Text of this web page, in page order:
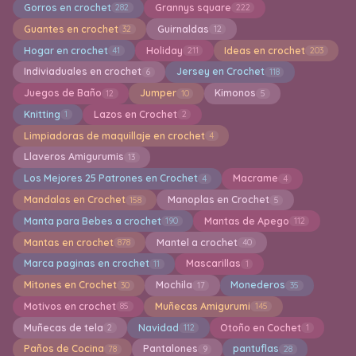
Gorros en crochet 282 Grannys square 222
Guantes en crochet 32 Guirnaldas 12
Hogar en crochet 41 Holiday 211 Ideas en crochet 203
Indiviaduales en crochet 6 Jersey en Crochet 118
Juegos de Baño 12 Jumper 10 Kimonos 5
Knitting 1 Lazos en Crochet 2
Limpiadoras de maquillaje en crochet 4
Llaveros Amigurumis 13
Los Mejores 25 Patrones en Crochet 4 Macrame 4
Mandalas en Crochet 158 Manoplas en Crochet 5
Manta para Bebes a crochet 190 Mantas de Apego 112
Mantas en crochet 878 Mantel a crochet 40
Marca paginas en crochet 11 Mascarillas 1
Mitones en Crochet 30 Mochila 17 Monederos 35
Motivos en crochet 85 Muñecas Amigurumi 145
Muñecas de tela 2 Navidad 112 Otoño en Cochet 1
Paños de Cocina 78 Pantalones 9 pantuflas 28